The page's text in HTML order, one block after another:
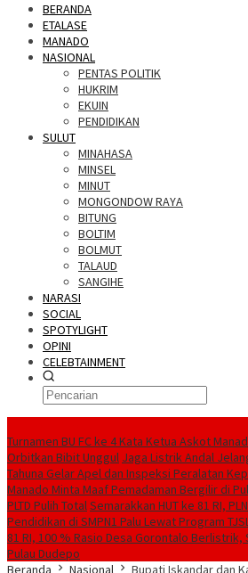
BERANDA
ETALASE
MANADO
NASIONAL
PENTAS POLITIK
HUKRIM
EKUIN
PENDIDIKAN
SULUT
MINAHASA
MINSEL
MINUT
MONGONDOW RAYA
BITUNG
BOLTIM
BOLMUT
TALAUD
SANGIHE
NARASI
SOCIAL
SPOTYLIGHT
OPINI
CELEBTAINMENT
Turnamen BU FC ke 4 Kata Ketua Askot
Orbitkan Bibit Unggul Jaga Listrik Andal
Tahuna Gelar Apel dan Inspeksi Peralatan
Manado Minta Maaf Pemadaman Bergilir di
PLTD Pulih TotalSemarakkan HUT ke 81 RI,
Pendidikan di SMPN1 Palu Lewat Program
81 RI, 100 % Rasio Desa Gorontalo
Pulau Dudepo
Beranda
Nasional
Bupati Iskandar dan